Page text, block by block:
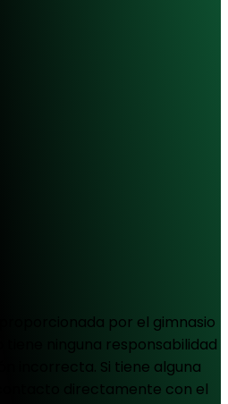
por el gimnasio
tiene ninguna responsabilidad
incorrecta. Si tiene alguna
directamente con el